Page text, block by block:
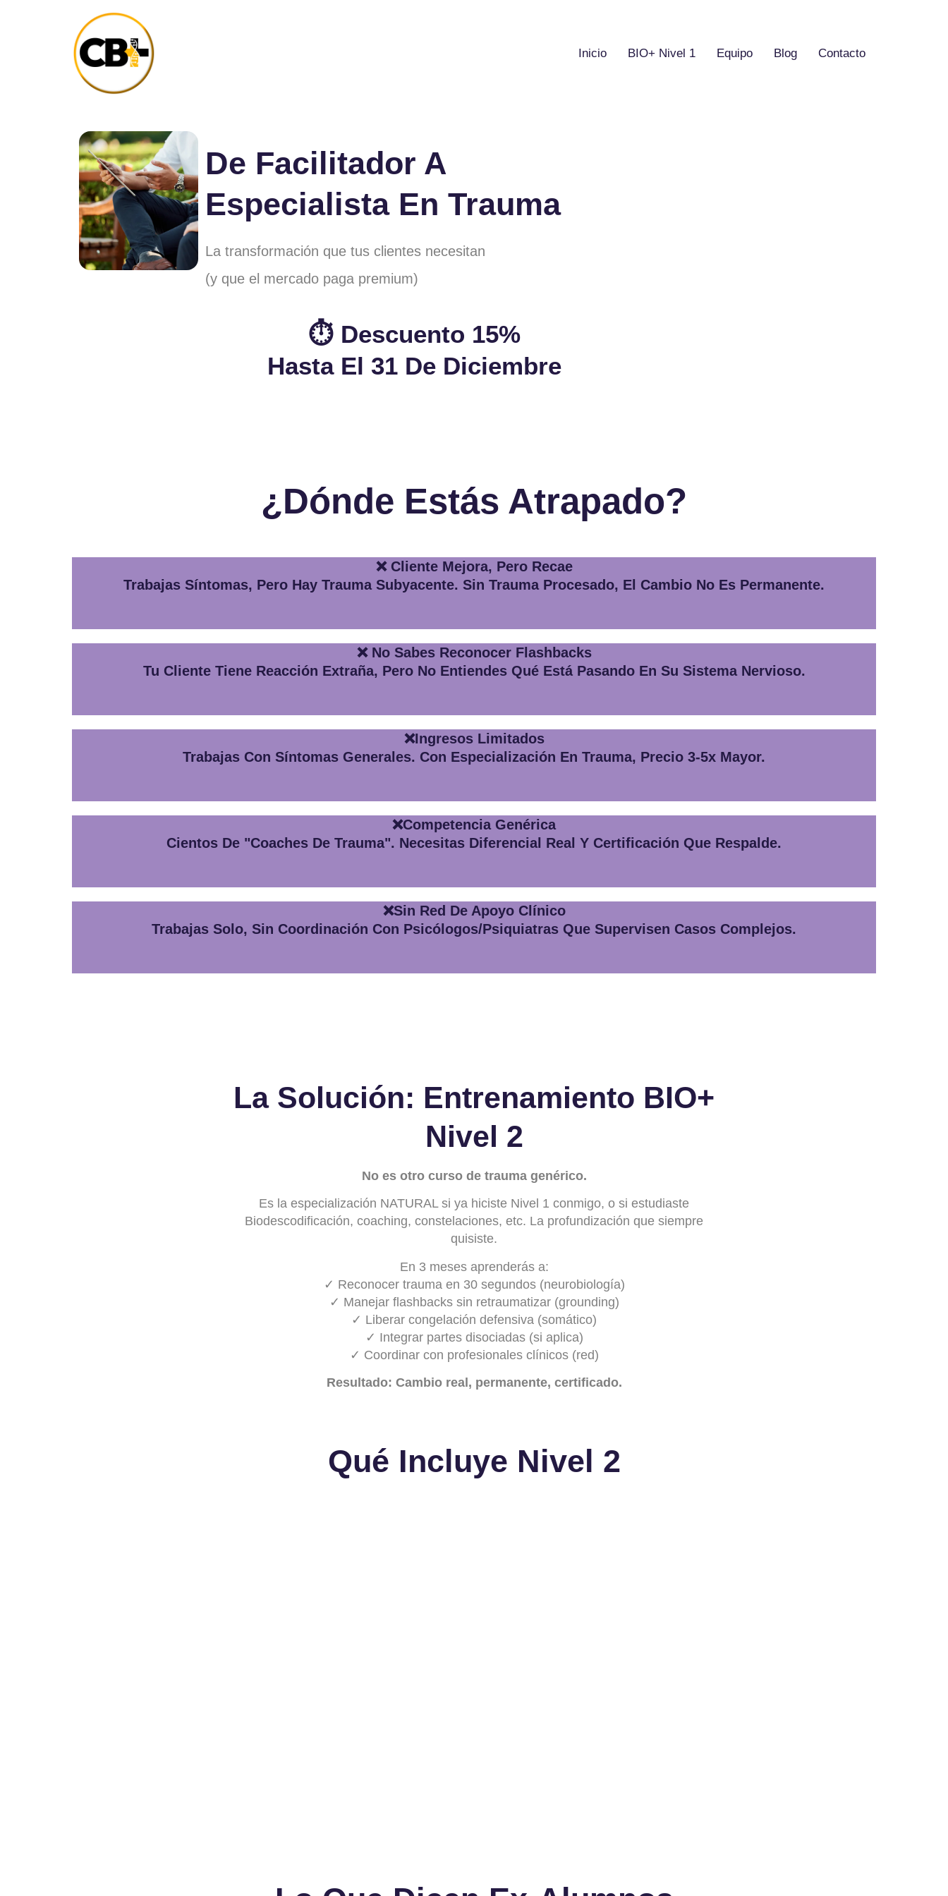
Inicio BIO+ Nivel 1 Equipo Blog Contacto
De Facilitador A
Especialista En Trauma
La transformación que tus clientes necesitan
(y que el mercado paga premium)
⏱️ Descuento 15%
Hasta El 31 De Diciembre
¿Dónde Estás Atrapado?
❌ Cliente Mejora, Pero Recae
Trabajas Síntomas, Pero Hay Trauma Subyacente. Sin Trauma Procesado, El Cambio No Es Permanente.
❌ No Sabes Reconocer Flashbacks
Tu Cliente Tiene Reacción Extraña, Pero No Entiendes Qué Está Pasando En Su Sistema Nervioso.
❌Ingresos Limitados
Trabajas Con Síntomas Generales. Con Especialización En Trauma, Precio 3-5x Mayor.
❌Competencia Genérica
Cientos De "coaches De Trauma". Necesitas Diferencial Real Y Certificación Que Respalde.
❌Sin Red De Apoyo Clínico
Trabajas Solo, Sin Coordinación Con Psicólogos/psiquiatras Que Supervisen Casos Complejos.
La Solución: Entrenamiento BIO+
Nivel 2
No es otro curso de trauma genérico.
Es la especialización NATURAL si ya hiciste Nivel 1 conmigo, o si estudiaste
Biodescodificación, coaching, constelaciones, etc. La profundización que siempre
quisiste.
En 3 meses aprenderás a:
✓ Reconocer trauma en 30 segundos (neurobiología)
✓ Manejar flashbacks sin retraumatizar (grounding)
✓ Liberar congelación defensiva (somático)
✓ Integrar partes disociadas (si aplica)
✓ Coordinar con profesionales clínicos (red)
Resultado: Cambio real, permanente, certificado.
Qué Incluye Nivel 2